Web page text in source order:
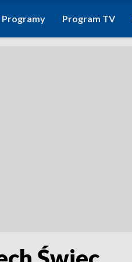
Programy Program TV